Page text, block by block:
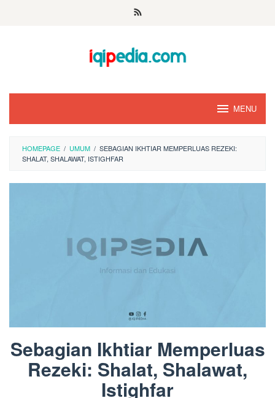
MENU
HOMEPAGE / UMUM / SEBAGIAN IKHTIAR MEMPERLUAS REZEKI:
SHALAT, SHALAWAT, ISTIGHFAR
Sebagian Ikhtiar Memperluas
Rezeki: Shalat, Shalawat,
Istighfar